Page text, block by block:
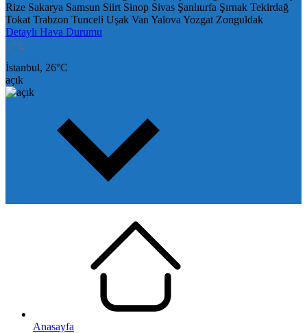
Rize Sakarya Samsun Siirt Sinop Sivas Şanlıurfa Şırnak Tekirdağ
Tokat Trabzon Tunceli Uşak Van Yalova Yozgat Zonguldak
Detaylı Hava Durumu
İstanbul, 26°C
açık
Anasayfa